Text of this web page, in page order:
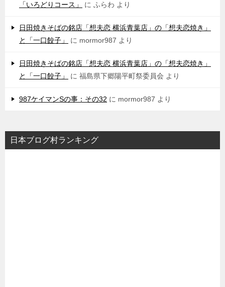
「いろどりコース」
に ふらわ より
日田焼きそばの銘店「想夫恋 横浜青葉店」の「想夫恋焼き」
と「一口餃子」
に mormor987 より
日田焼きそばの銘店「想夫恋 横浜青葉店」の「想夫恋焼き」
と「一口餃子」
に 福島県下郷陽平町祭委員会 より
987ケイマンSの事：その32 に mormor987 より
日本ブログ村ランキング